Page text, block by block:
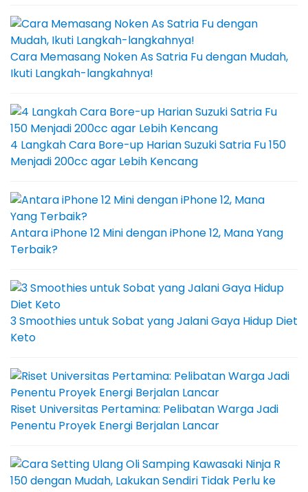
Cara Memasang Noken As Satria Fu dengan Mudah,
Ikuti Langkah-langkahnya!
4 Langkah Cara Bore-up Harian Suzuki Satria Fu 150
Menjadi 200cc agar Lebih Kencang
Antara iPhone 12 Mini dengan iPhone 12, Mana Yang
Terbaik?
3 Smoothies untuk Sobat yang Jalani Gaya Hidup Diet
Keto
Riset Universitas Pertamina: Pelibatan Warga Jadi
Penentu Proyek Energi Berjalan Lancar